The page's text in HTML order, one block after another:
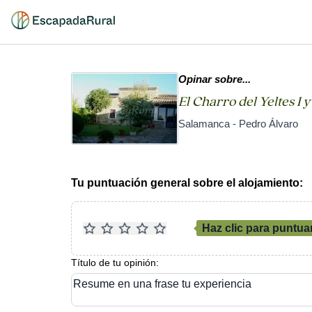
Opinar sobre...
El Charro del Yeltes I
Salamanca - Pedro Álvaro
Tu puntuación general sobre el alojamiento:
Haz clic para
Título de tu opinión:
Resume en una frase tu experiencia